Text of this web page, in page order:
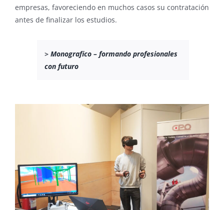
empresas, favoreciendo en muchos casos su contratación
antes de finalizar los estudios.
> Monografico – formando profesionales
con futuro